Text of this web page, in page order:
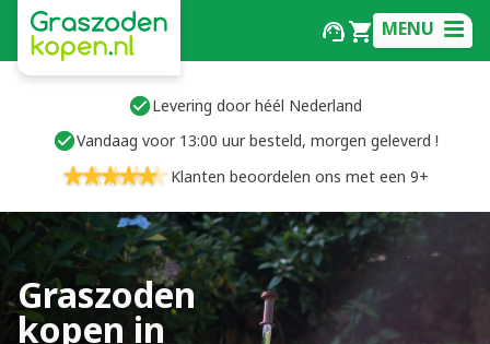
MENU
Levering door héél Nederland
Vandaag voor 13:00 uur besteld, morgen geleverd !
Klanten beoordelen ons met een 9+
Graszoden
kopen in